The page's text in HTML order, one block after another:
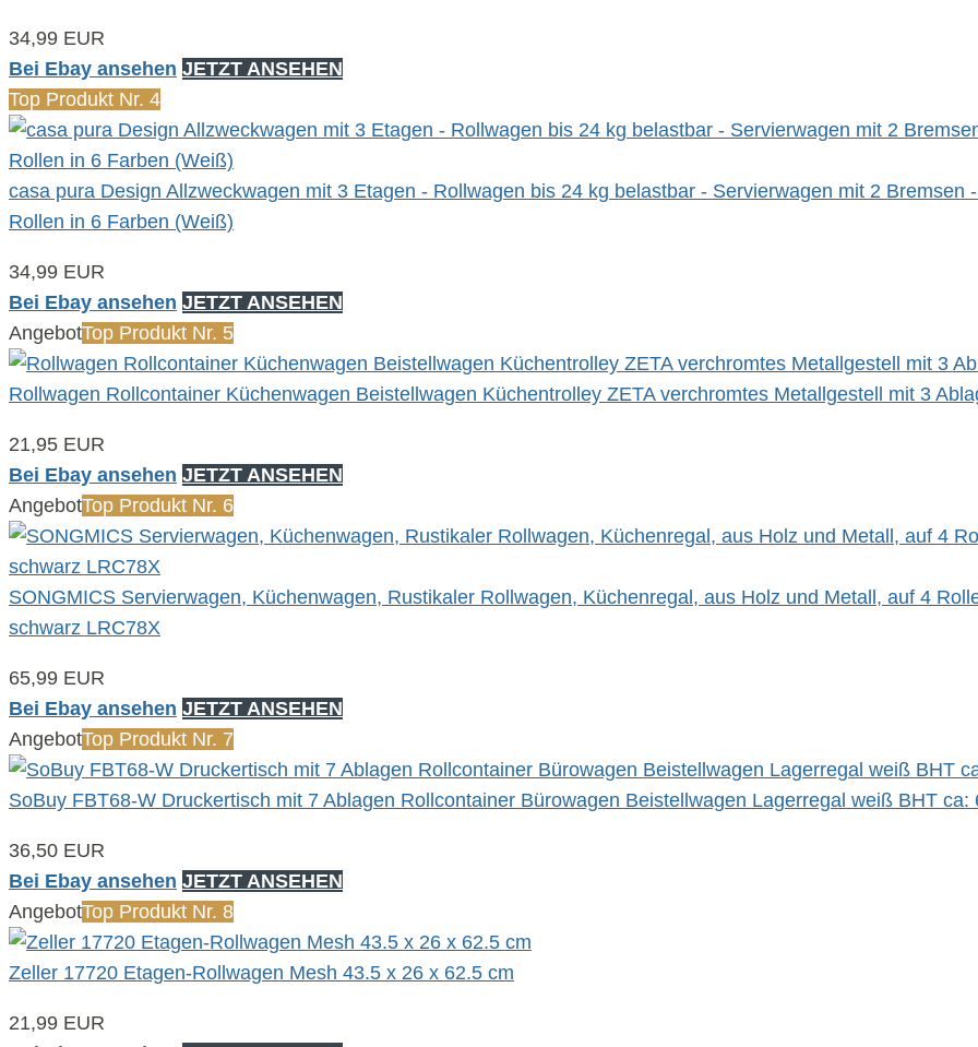
34,99 EUR
Bei Ebay ansehen JETZT ANSEHEN
Top Produkt Nr. 4
casa pura Design Allzweckwagen mit 3 Etagen - Rollwagen bis 24 kg belastbar - Servierwagen mit 2
Rollen in 6 Farben (Weiß)
34,99 EUR
Bei Ebay ansehen JETZT ANSEHEN
AngebotTop Produkt Nr. 5
Rollwagen Rollcontainer Küchenwagen Beistellwagen Küchentrolley ZETA verchromtes Metallgestell mit 3
21,95 EUR
Bei Ebay ansehen JETZT ANSEHEN
AngebotTop Produkt Nr. 6
SONGMICS Servierwagen, Küchenwagen, Rustikaler Rollwagen, Küchenregal, aus Holz und Metall, auf 4
schwarz LRC78X
65,99 EUR
Bei Ebay ansehen JETZT ANSEHEN
AngebotTop Produkt Nr. 7
SoBuy FBT68-W Druckertisch mit 7 Ablagen Rollcontainer Bürowagen Beistellwagen Lagerregal weiß BHT ca:
36,50 EUR
Bei Ebay ansehen JETZT ANSEHEN
AngebotTop Produkt Nr. 8
Zeller 17720 Etagen-Rollwagen Mesh 43.5 x 26 x 62.5 cm
21,99 EUR